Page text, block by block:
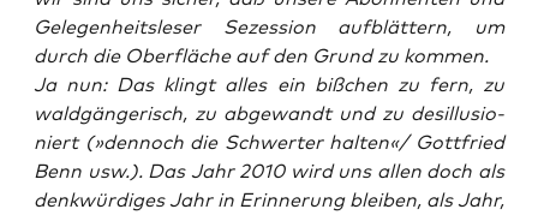
Gele­gen­heits­le­ser Sezes­si­on auf­blät­tern, um
durch die Ober­flä­che auf den Grund zu kommen.
Ja nun: Das klingt alles ein biß­chen zu fern, zu
wald­gän­ge­risch, zu abge­wandt und zu des­il­lu­sio­
niert (»den­noch die Schwer­ter halten«/ Gott­fried
Benn usw.). Das Jahr 2010 wird uns allen doch als
denk­wür­di­ges Jahr in Erin­ne­rung blei­ben, als Jahr,